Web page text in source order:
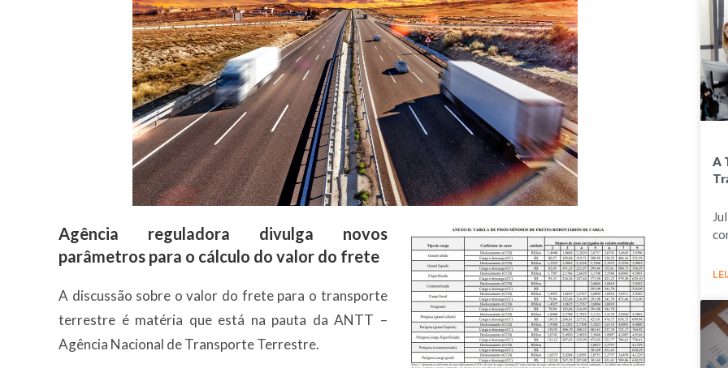
Agência reguladora divulga novos
parâmetros para o cálculo do valor do frete
A discussão sobre o valor do frete para o transporte
terrestre é matéria que está na pauta da ANTT –
Agência Nacional de Transporte Terrestre.
A